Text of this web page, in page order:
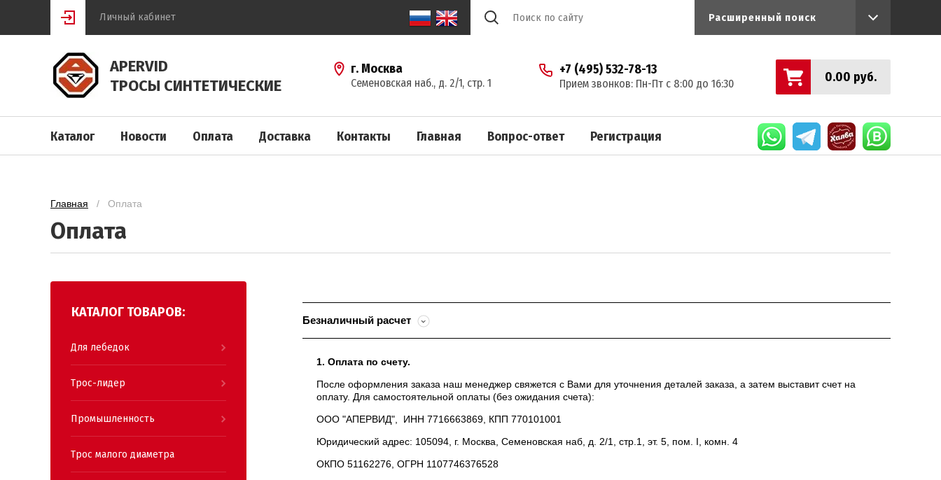
Личный кабинет Расширенный поиск
APERVID
ТРОСЫ СИНТЕТИЧЕСКИЕ
г. Москва
Семеновская наб., д. 2/1, стр. 1
+7 (495) 532-78-13
Прием звонков: Пн-Пт с 8:00 до 16:30 0.00 руб.
Каталог Новости Оплата Доставка Контакты Главная Вопрос-ответ Регистрация
Главная
   /   Оплата
Оплата
КАТАЛОГ ТОВАРОВ:
Для лебедок
Трос-лидер
Промышленность
Трос малого диаметра
Безналичный расчет
1. Оплата по счету.
После оформления заказа наш менеджер свяжется с Вами для уточнения деталей заказа, а затем выставит счет на
оплату. Для самостоятельной оплаты (без ожидания счета):
ООО "АПЕРВИД", ИНН 7716663869, КПП 770101001
Юридический адрес: 105094, г. Москва, Семеновская наб, д. 2/1, стр.1, эт. 5, пом. I, комн. 4
ОКПО 51162276, ОГРН 1107746376528